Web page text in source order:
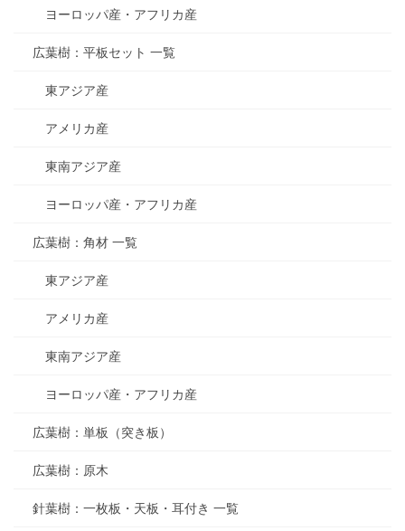
ヨーロッパ産・アフリカ産
広葉樹：平板セット 一覧
東アジア産
アメリカ産
東南アジア産
ヨーロッパ産・アフリカ産
広葉樹：角材 一覧
東アジア産
アメリカ産
東南アジア産
ヨーロッパ産・アフリカ産
広葉樹：単板（突き板）
広葉樹：原木
針葉樹：一枚板・天板・耳付き 一覧